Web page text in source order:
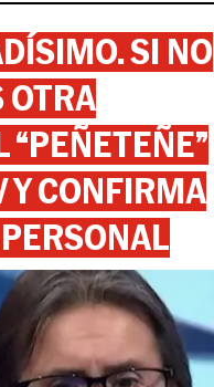
SI NO
OTRA
“PEÑETEÑE”
Y CONFIRMA